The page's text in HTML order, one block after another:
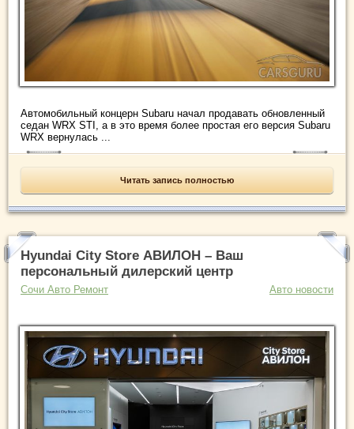
Автомобильный концерн Subaru начал продавать обновленный
седан WRX STI, а в это время более простая его версия Subaru
WRX вернулась ...
Читать запись полностью
Hyundai City Store АВИЛОН – Ваш
персональный дилерский центр
Сочи Авто Ремонт Авто новости